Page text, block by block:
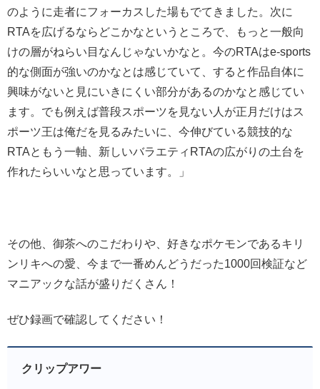
のように走者にフォーカスした場もでてきました。次に
RTAを広げるならどこかなというところで、もっと一般向
けの層がねらい目なんじゃないかなと。今のRTAはe-sports
的な側面が強いのかなとは感じていて、すると作品自体に
興味がないと見にいきにくい部分があるのかなと感じてい
ます。でも例えば普段スポーツを見ない人が正月だけはス
ポーツ王は俺だを見るみたいに、今伸びている競技的な
RTAともう一軸、新しいバラエティRTAの広がりの土台を
作れたらいいなと思っています。」
その他、御茶へのこだわりや、好きなポケモンであるキリ
ンリキへの愛、今まで一番めんどうだった1000回検証など
マニアックな話が盛りだくさん！
ぜひ録画で確認してください！
クリップアワー